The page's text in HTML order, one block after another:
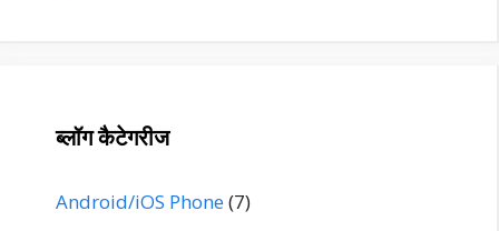
ब्लॉग कैटेगरीज
Android/iOS Phone(7)